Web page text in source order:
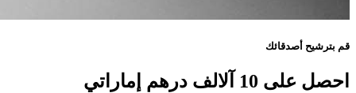
قم بترشيح أصدقائك
احصل على 10 آلالف درهم إماراتي